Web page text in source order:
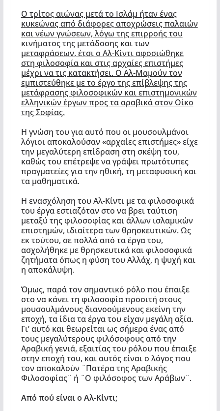
Ο τρίτος αιώνας μετά το Ισλάμ ήταν ένας
κυκεώνας από διάφορες αποχρώσεις παλαιών
και νέων γνώσεων, λόγω της επιρροής του
κινήματος της μετάδοσης και των
μεταφράσεων, έτσι ο Αλ-Κίντι αφοσιώθηκε
στη φιλοσοφία και στις αρχαίες επιστήμες
μέχρι να τις κατακτήσει. Ο Αλ-Μαμούν τον
εμπιστεύθηκε με το έργο της επίβλεψης της
μετάφρασης φιλοσοφικών και επιστημονικών
ελληνικών έργων προς τα αραβικά στον Οίκο
της Σοφίας.
Η γνώση του για αυτό που οι μουσουλμάνοι
λόγιοι αποκαλούσαν «αρχαίες επιστήμες» είχε
την μεγαλύτερη επίδραση στη σκέψη του,
καθώς του επέτρεψε να γράψει πρωτότυπες
πραγματείες για την ηθική, τη μεταφυσική και
τα μαθηματικά.
Η ενασχόληση του Αλ-Κίντι με τα φιλοσοφικά
του έργα εστιαζόταν στο να βρει ταύτιση
μεταξύ της φιλοσοφίας και άλλων ισλαμικών
επιστημών, ιδιαίτερα των θρησκευτικών. Ως
εκ τούτου, σε πολλά από τα έργα του,
ασχολήθηκε με θρησκευτικά και φιλοσοφικά
ζητήματα όπως η φύση του Αλλάχ, η ψυχή και
η αποκάλυψη.
Όμως, παρά τον σημαντικό ρόλο που έπαιξε
στο να κάνει τη φιλοσοφία προσιτή στους
μουσουλμάνους διανοούμενους εκείνη την
εποχή, τα ίδια τα έργα του είχαν μεγάλη αξία.
Γι’ αυτό και θεωρείται ως σήμερα ένας από
τους μεγαλύτερους φιλόσοφους από την
Αραβική γενιά, εξαιτίας του ρόλου που έπαιξε
στην εποχή του, και αυτός είναι ο λόγος που
τον αποκαλούν ¨Πατέρα της Αραβικής
Φιλοσοφίας¨ ή ¨Ο φιλόσοφος των Αράβων¨.
Από πού είναι ο Αλ-Κίντι;